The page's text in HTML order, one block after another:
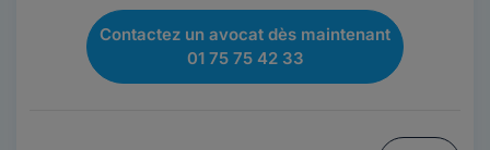
Contactez un avocat dès maintenant
01 75 75 42 33